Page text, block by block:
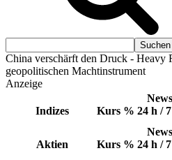
China verschärft den Druck - Heavy
geopolitischen Machtinstrument
Anzeige
Indizes Kurs %
News
24 h /
Aktien Kurs %
News
24 h /